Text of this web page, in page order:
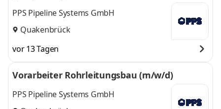
PPS Pipeline Systems GmbH
Quakenbrück
vor 13 Tagen
Vorarbeiter Rohrleitungsbau (m/w/d)
PPS Pipeline Systems GmbH